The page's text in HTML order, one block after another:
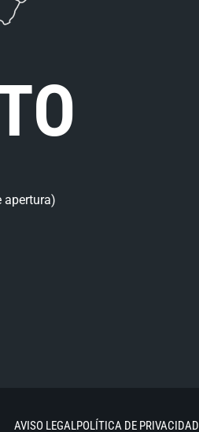
apertura)
AVISO LEGALPOLÍTICA DE PRIVACIDAD